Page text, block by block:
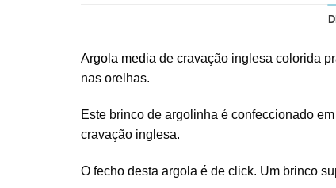
Argola media de cravação inglesa colorida
nas orelhas.
Este brinco de argolinha é confeccionado
cravação inglesa.
O fecho desta argola é de click. Um brinco